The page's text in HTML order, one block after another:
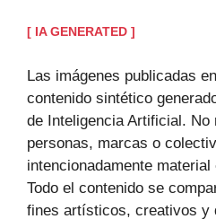
[ IA GENERATED ]
Las imágenes publicadas
contenido sintético
de Inteligencia Artificial. No
personas, marcas o
intencionadamente
Todo el contenido se
fines artísticos, creativos y